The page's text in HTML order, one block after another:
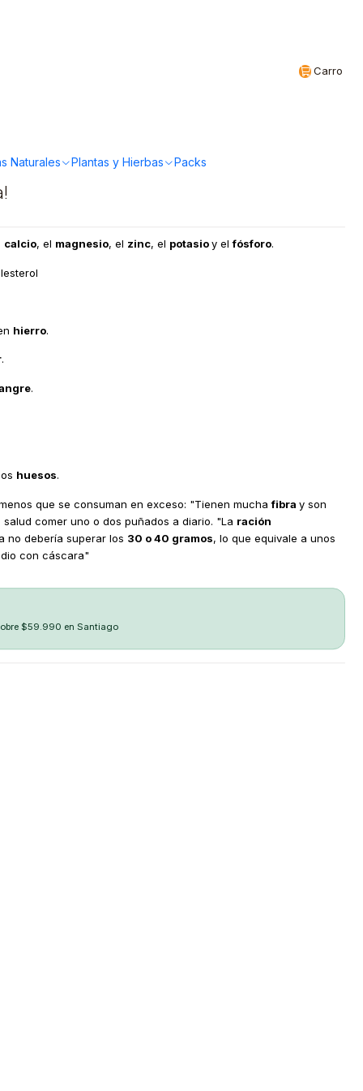
Carro
Naturales Plantas y Hierbas Packs
calcio, el magnesio, el zinc, el potasioy elfósforo.
hierro.
.
.
huesos.
que se consuman en exceso: "Tienen muchafibra y son
salud comer uno o dos puñados a diario. "La ración
no debería superar los 30 o 40 gramos, lo que equivale a unos
con cáscara"
$59.990 en Santiago